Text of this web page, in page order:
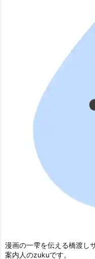
漫画の一雫を伝える橋渡し
案内人のzukuです。